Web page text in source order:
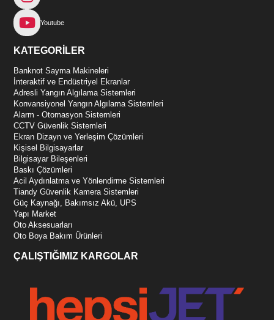
Youtube
KATEGORİLER
Banknot Sayma Makineleri
İnteraktif ve Endüstriyel Ekranlar
Adresli Yangın Algılama Sistemleri
Konvansiyonel Yangın Algılama Sistemleri
Alarm - Otomasyon Sistemleri
CCTV Güvenlik Sistemleri
Ekran Dizayn ve Yerleşim Çözümleri
Kişisel Bilgisayarlar
Bilgisayar Bileşenleri
Baskı Çözümleri
Acil Aydınlatma ve Yönlendirme Sistemleri
Tiandy Güvenlik Kamera Sistemleri
Güç Kaynağı, Bakımsız Akü, UPS
Yapı Market
Oto Aksesuarları
Oto Boya Bakım Ürünleri
ÇALIŞTIĞIMIZ KARGOLAR